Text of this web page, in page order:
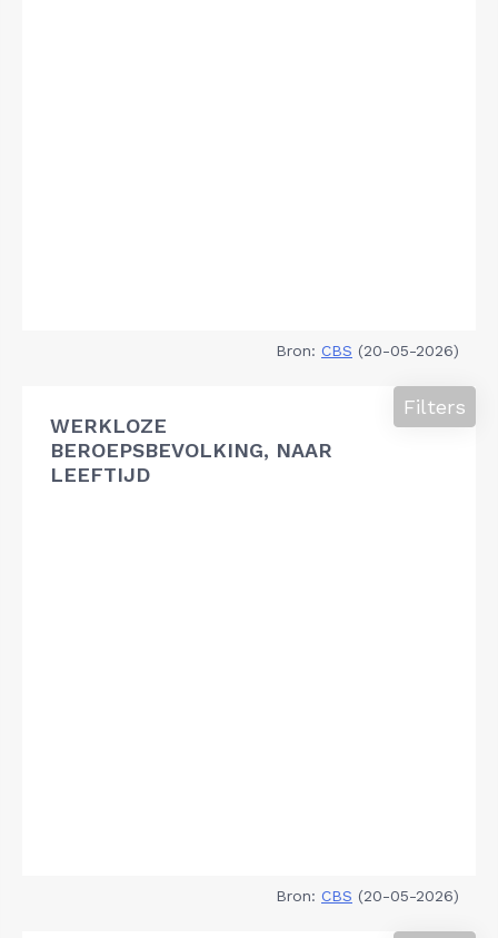
Bron: CBS (20-05-2026)
WERKLOZE
BEROEPSBEVOLKING, NAAR
LEEFTIJD
Filters
Bron: CBS (20-05-2026)